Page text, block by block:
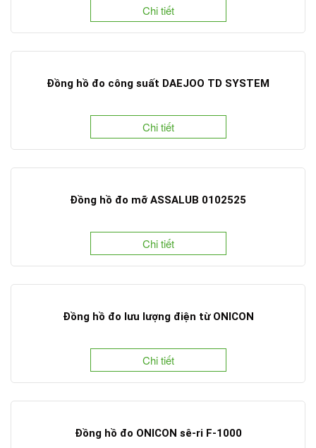
Chi tiết
Đồng hồ đo công suất DAEJOO TD SYSTEM
Chi tiết
Đồng hồ đo mỡ ASSALUB 0102525
Chi tiết
Đồng hồ đo lưu lượng điện từ ONICON
Chi tiết
Đồng hồ đo ONICON sê-ri F-1000